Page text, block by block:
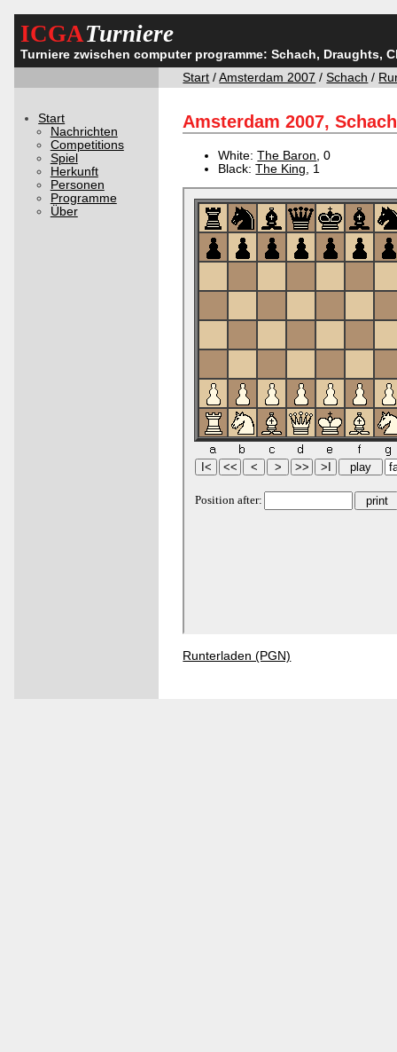
ICGATurniere
Turniere zwischen computer programme: Schach, Draughts,
Start /Amsterdam 2007 /Schach /
Start
Nachrichten
Competitions
Spiel
Herkunft
Personen
Programme
Über
Amsterdam 2007,
White:The Baron , 0
Black:The King , 1
Runterladen (PGN)